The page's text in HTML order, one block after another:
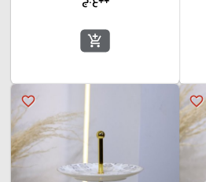
add_shopping_cart
favorite_border
favorite_border